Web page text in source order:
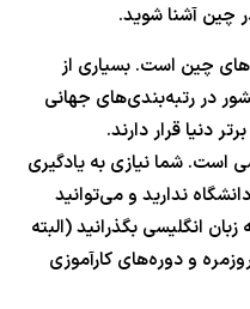
چین آشنا شوید.
چین است. بسیاری از
در رتبه‌بندی‌های جهانی
است. شما نیازی به یادگیری
ندارید و می‌توانید
انگلیسی بگذرانید (البته
و دوره‌های کارآموزی